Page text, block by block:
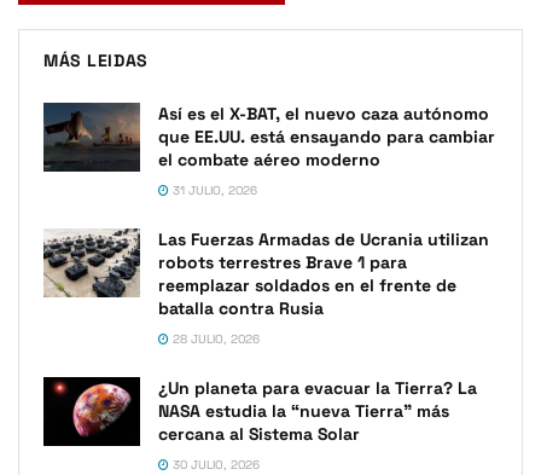
MÁS LEIDAS
Así es el X-BAT, el nuevo caza autónomo
que EE.UU. está ensayando para cambiar
el combate aéreo moderno
31 JULIO, 2026
Las Fuerzas Armadas de Ucrania utilizan
robots terrestres Brave 1 para
reemplazar soldados en el frente de
batalla contra Rusia
28 JULIO, 2026
¿Un planeta para evacuar la Tierra? La
NASA estudia la “nueva Tierra” más
cercana al Sistema Solar
30 JULIO, 2026